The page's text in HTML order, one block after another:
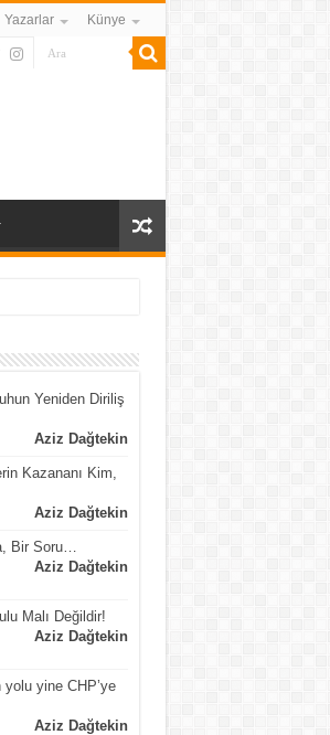
Yazarlar Künye
Yeniden Diriliş
Aziz Dağtekin
Kazananı Kim,
Aziz Dağtekin
Bir Soru…
Aziz Dağtekin
Malı Değildir!
Aziz Dağtekin
yolu yine CHP’ye
Aziz Dağtekin